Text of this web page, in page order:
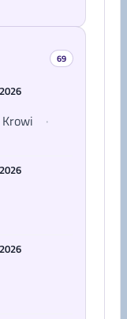
69
Krowi
·